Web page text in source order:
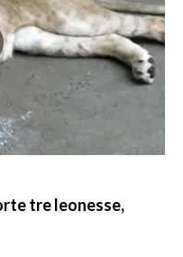
tre leonesse,